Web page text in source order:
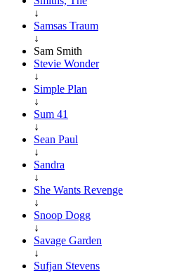
↓
Samsas Traum
↓
Sam Smith
Stevie Wonder
↓
Simple Plan
↓
Sum 41
↓
Sean Paul
↓
Sandra
↓
She Wants Revenge
↓
Snoop Dogg
↓
Savage Garden
↓
Sufjan Stevens